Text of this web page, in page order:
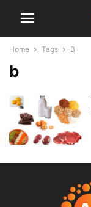
Home Tags B
b